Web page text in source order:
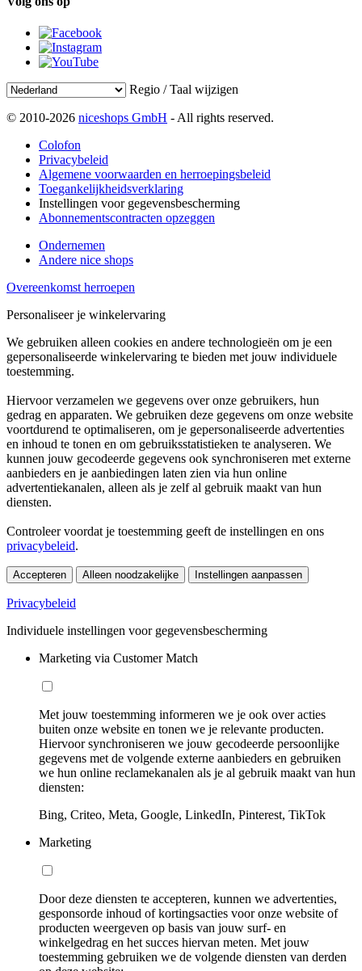
Regio / Taal wijzigen
© 2010-2026 niceshops GmbH - All rights reserved.
Colofon
Privacybeleid
Algemene voorwaarden en herroepingsbeleid
Toegankelijkheidsverklaring
Instellingen voor gegevensbescherming
Abonnementscontracten opzeggen
Ondernemen
Andere nice shops
Overeenkomst herroepen
Personaliseer je winkelervaring
We gebruiken alleen cookies en andere technologieën om je een
gepersonaliseerde winkelervaring te bieden met jouw individuele
toestemming.
Hiervoor verzamelen we gegevens over onze gebruikers, hun
gedrag en apparaten. We gebruiken deze gegevens om onze website
voortdurend te optimaliseren, om je gepersonaliseerde advertenties
en inhoud te tonen en om gebruiksstatistieken te analyseren. We
kunnen jouw gecodeerde gegevens ook synchroniseren met externe
aanbieders en je aanbiedingen laten zien via hun online
advertentiekanalen, alleen als je zelf al gebruik maakt van hun
diensten.
Controleer voordat je toestemming geeft de instellingen en ons
privacybeleid.
Accepteren Alleen noodzakelijke Instellingen aanpassen
Privacybeleid
Individuele instellingen voor gegevensbescherming
Marketing via Customer Match
Met jouw toestemming informeren we je ook over acties
buiten onze website en tonen we je relevante producten.
Hiervoor synchroniseren we jouw gecodeerde persoonlijke
gegevens met de volgende externe aanbieders en gebruiken
we hun online reclamekanalen als je al gebruik maakt van hun
diensten:
Bing, Criteo, Meta, Google, LinkedIn, Pinterest, TikTok
Marketing
Door deze diensten te accepteren, kunnen we advertenties,
gesponsorde inhoud of kortingsacties voor onze website of
producten weergeven op basis van jouw surf- en
winkelgedrag en het succes hiervan meten. Met jouw
toestemming gebruiken we de volgende diensten van derden